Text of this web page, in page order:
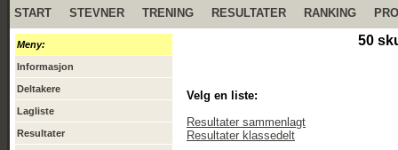
START STEVNER TRENING RESULTATER RANKING
Meny:
Informasjon
Deltakere
Lagliste
Resultater
50
Velg en liste:
Resultater sammenlagt
Resultater klassedelt